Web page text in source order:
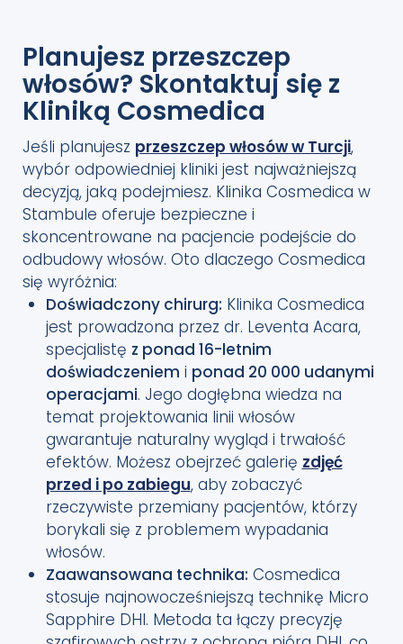
Planujesz przeszczep
włosów? Skontaktuj się z
Kliniką Cosmedica
Jeśli planujesz przeszczep włosów w Turcji,
wybór odpowiedniej kliniki jest najważniejszą
decyzją, jaką podejmiesz. Klinika Cosmedica w
Stambule oferuje bezpieczne i
skoncentrowane na pacjencie podejście do
odbudowy włosów. Oto dlaczego Cosmedica
się wyróżnia:
Doświadczony chirurg: Klinika Cosmedica
jest prowadzona przez dr. Leventa Acara,
specjalistę z ponad 16-letnim
doświadczeniem i ponad 20 000 udanymi
operacjami. Jego dogłębna wiedza na
temat projektowania linii włosów
gwarantuje naturalny wygląd i trwałość
efektów. Możesz obejrzeć galerię zdjęć
przed i po zabiegu, aby zobaczyć
rzeczywiste przemiany pacjentów, którzy
borykali się z problemem wypadania
włosów.
Zaawansowana technika: Cosmedica
stosuje najnowocześniejszą technikę Micro
Sapphire DHI. Metoda ta łączy precyzję